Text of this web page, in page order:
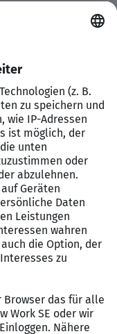
und
eine
insbesondere
von Vorteil
Zahlenaffinität